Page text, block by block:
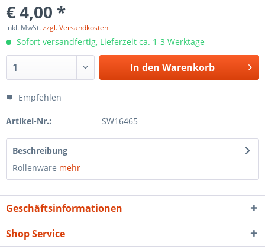
€ 4,00 *
inkl. MwSt.zzgl. Versandkosten
Sofort versandfertig, Lieferzeit ca. 1-3 Werktage
In den Warenkorb
Empfehlen
Artikel-Nr.: SW16465
Beschreibung
Rollenware mehr
Geschäftsinformationen
Shop Service